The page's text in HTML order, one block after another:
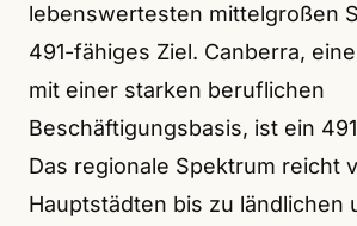
lebenswertesten mittelgroßen
491-fähiges Ziel. Canberra,
mit einer starken beruflichen
Beschäftigungsbasis, ist ein
Das regionale Spektrum reicht
Hauptstädten bis zu ländlichen